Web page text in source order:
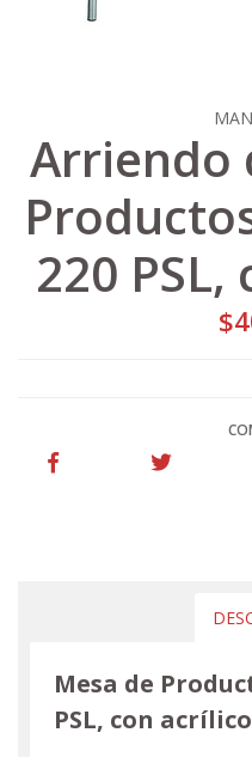
Arriendo
220
Mesa de
PSL, con acrílico